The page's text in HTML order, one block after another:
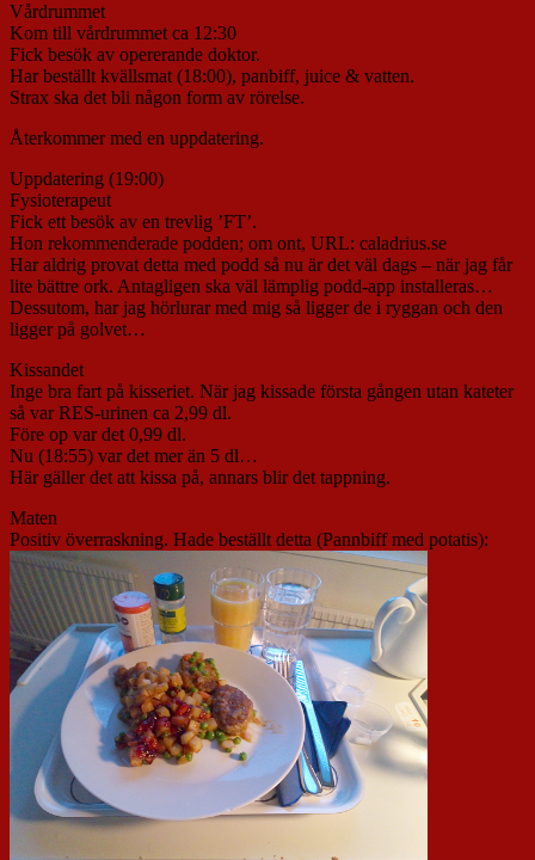
Vårdrummet
Kom till vårdrummet ca 12:30
Fick besök av opererande doktor.
Har beställt kvällsmat (18:00), panbiff, juice & vatten.
Strax ska det bli någon form av rörelse.
Återkommer med en uppdatering.
Uppdatering (19:00)
Fysioterapeut
Fick ett besök av en trevlig ’FT’.
Hon rekommenderade podden; om ont, URL: caladrius.se
Har aldrig provat detta med podd så nu är det väl dags – när jag får
lite bättre ork. Antagligen ska väl lämplig podd-app installeras…
Dessutom, har jag hörlurar med mig så ligger de i ryggan och den
ligger på golvet…
Kissandet
Inge bra fart på kisseriet. När jag kissade första gången utan kateter
så var RES-urinen ca 2,99 dl.
Före op var det 0,99 dl.
Nu (18:55) var det mer än 5 dl…
Här gäller det att kissa på, annars blir det tappning.
Maten
Positiv överraskning. Hade beställt detta (Pannbiff med potatis):